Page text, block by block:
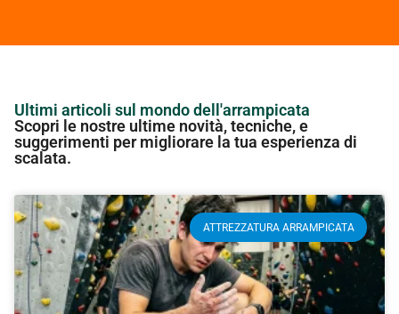
Ultimi articoli sul mondo dell'arrampicata
Scopri le nostre ultime novità, tecniche, e
suggerimenti per migliorare la tua esperienza di
scalata.
ATTREZZATURA ARRAMPICATA